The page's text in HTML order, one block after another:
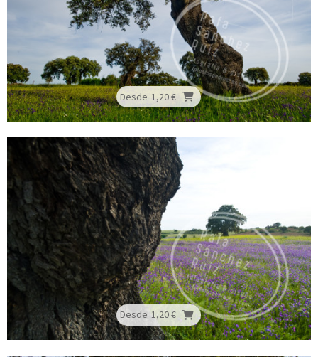
Desde 1,20 €
Desde 1,20 €